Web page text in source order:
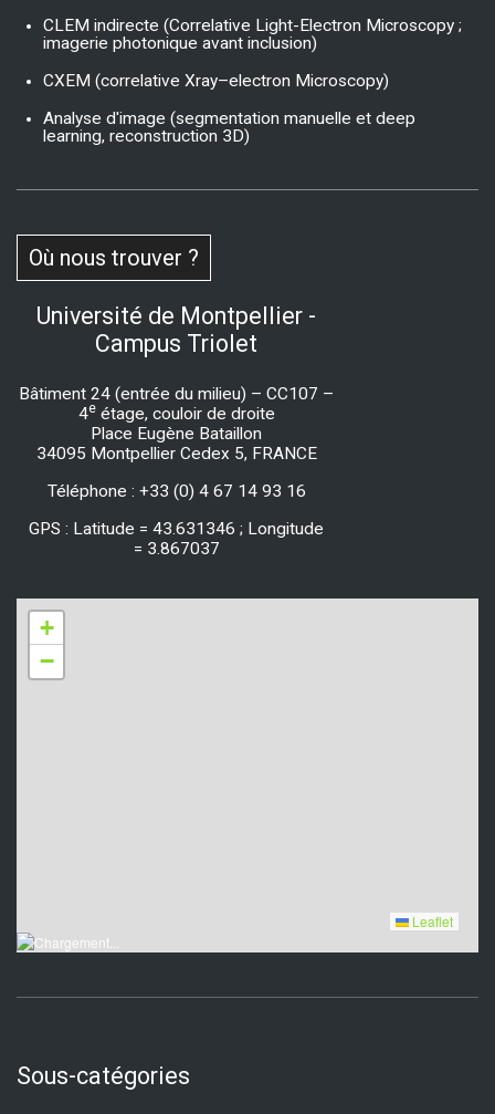
CLEM indirecte (Correlative Light-Electron Microscopy ;
imagerie photonique avant inclusion)
CXEM (correlative Xray–electron Microscopy)
Analyse d'image (segmentation manuelle et deep
learning, reconstruction 3D)
Où nous trouver ?
Université de Montpellier -
Campus Triolet
Bâtiment 24 (entrée du milieu) – CC107 –
4eétage, couloir de droite
Place Eugène Bataillon
34095 Montpellier Cedex 5, FRANCE
Téléphone : +33 (0) 4 67 14 93 16
GPS : Latitude = 43.631346 ; Longitude
= 3.867037
+
−
Leaflet
Sous-catégories